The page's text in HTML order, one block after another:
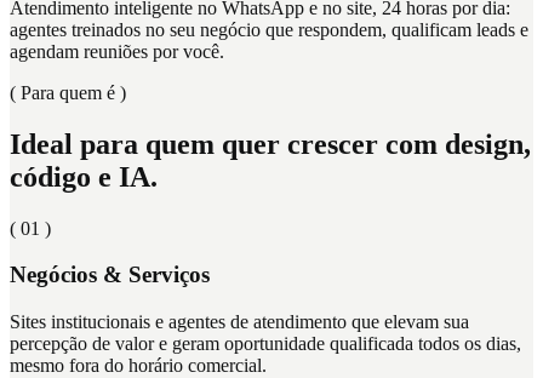
Atendimento inteligente no WhatsApp e no site, 24 horas por dia:
agentes treinados no seu negócio que respondem, qualificam leads e
agendam reuniões por você.
( Para quem é )
Ideal para quem quer crescer com design,
código e IA.
( 01 )
Negócios & Serviços
Sites institucionais e agentes de atendimento que elevam sua
percepção de valor e geram oportunidade qualificada todos os dias,
mesmo fora do horário comercial.